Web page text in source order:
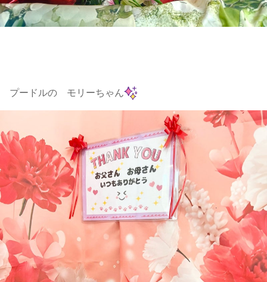
プードルの モリーちゃん